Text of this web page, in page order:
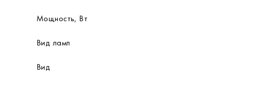
Мощность, Вт
Вид ламп
Вид